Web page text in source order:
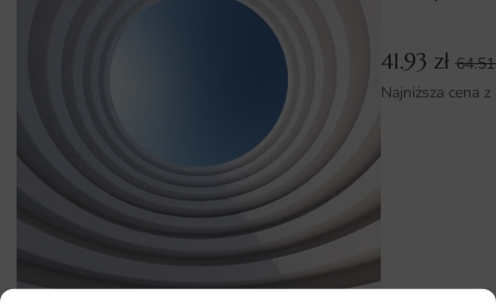
samodzielnie nakleić dekorację bez fachowca.
Dlaczego warto wybrać tę fototapetę
Fototapeta Wolna Kobieta to inwestycja w trwałą i
estetyczną dekorację, która zmieni charakter wnętrza bez
kosztownego remontu. Doskonale współgra z innymi
elementami wystroju i pozwala stworzyć przemyślaną
aranżację o indywidualnym wyrazie.
Wykonanie z materiałów najwyższej jakości z
41.93 zł
Najniższa cena